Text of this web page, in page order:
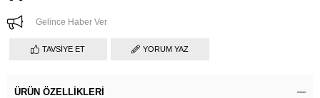
Gelince Haber Ver
TAVSIYE ET YORUM YAZ
ÜRÜN ÖZELLIKLERI